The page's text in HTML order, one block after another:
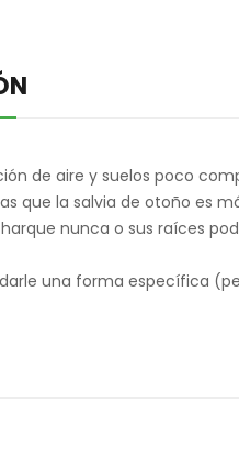
de aire y suelos poco
que la salvia de otoño es
nunca o sus raíces
una forma específica